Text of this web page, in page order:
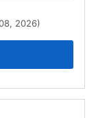
2026)